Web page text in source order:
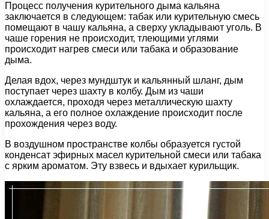
Процесс получения курительного дыма кальяна
заключается в следующем: табак или курительную смесь
помещают в чашу кальяна, а сверху укладывают уголь. В
чаше горения не происходит, тлеющими углями
происходит нагрев смеси или табака и образование
дыма.
Делая вдох, через мундштук и кальянный шланг, дым
поступает через шахту в колбу. Дым из чаши
охлаждается, проходя через металлическую шахту
кальяна, а его полное охлаждение происходит после
прохождения через воду.
В воздушном пространстве колбы образуется густой
конденсат эфирных масел курительной смеси или табака
с ярким ароматом. Эту взвесь и вдыхает курильщик.